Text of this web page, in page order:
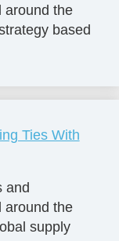
around the
based
Ties With
and
around the
supply